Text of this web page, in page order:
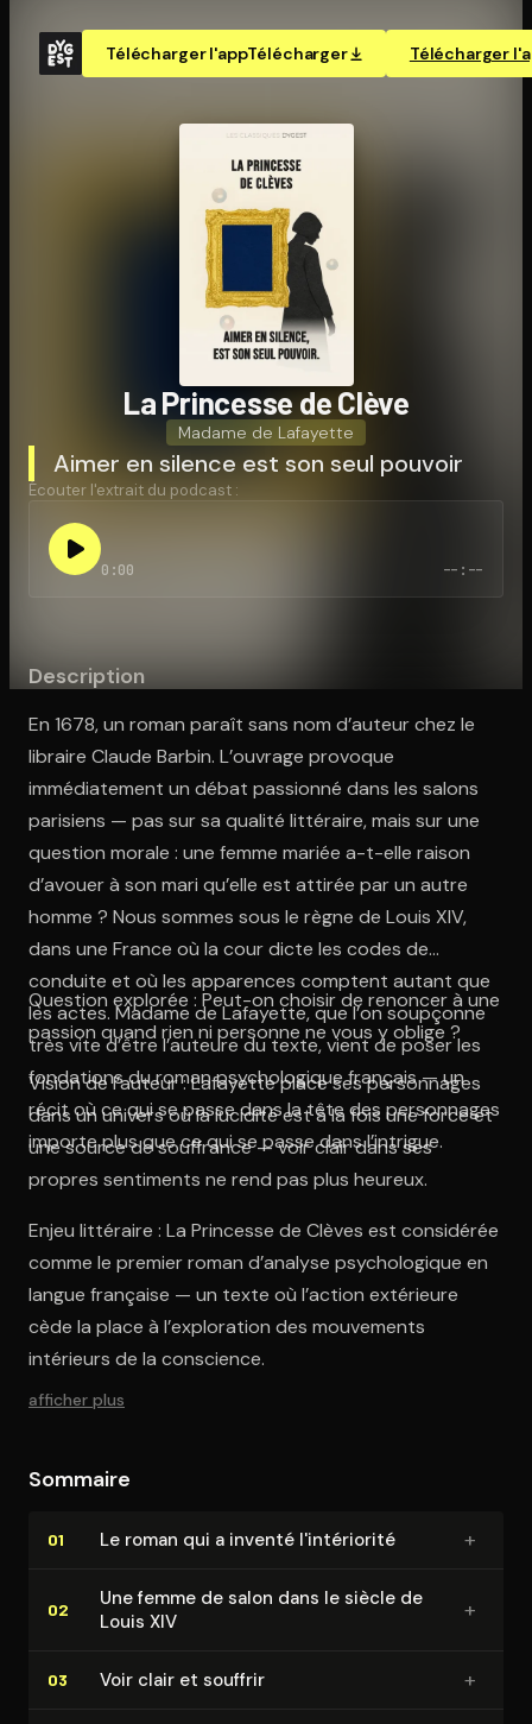
Télécharger l'appTélécharger Télécharger
La Princesse de Clève
Madame de Lafayette
Aimer en silence est son seul pouvoir
Écouter l'extrait du podcast :
0:00 --:--
Description
En 1678, un roman paraît sans nom d’auteur chez le
libraire Claude Barbin. L’ouvrage provoque
immédiatement un débat passionné dans les salons
parisiens — pas sur sa qualité littéraire, mais sur une
question morale : une femme mariée a-t-elle raison
d’avouer à son mari qu’elle est attirée par un autre
homme ? Nous sommes sous le règne de Louis XIV,
dans une France où la cour dicte les codes de
conduite et où les apparences comptent autant que
les actes. Madame de Lafayette, que l’on soupçonne
très vite d’être l’auteure du texte, vient de poser les
fondations du roman psychologique français — un
récit où ce qui se passe dans la tête des personnages
importe plus que ce qui se passe dans l’intrigue.
Question explorée : Peut-on choisir de renoncer à une
passion quand rien ni personne ne vous y oblige ?
Vision de l’auteur : Lafayette place ses personnages
dans un univers où la lucidité est à la fois une force et
une source de souffrance — voir clair dans ses
propres sentiments ne rend pas plus heureux.
Enjeu littéraire : La Princesse de Clèves est considérée
comme le premier roman d’analyse psychologique en
langue française — un texte où l’action extérieure
cède la place à l’exploration des mouvements
intérieurs de la conscience.
afficher plus
Sommaire
01 Le roman qui a inventé l'in­té­rio­ri­té +
02
Une femme de salon dans le siècle de
Louis XIV
+
03 Voir clair et souffrir +